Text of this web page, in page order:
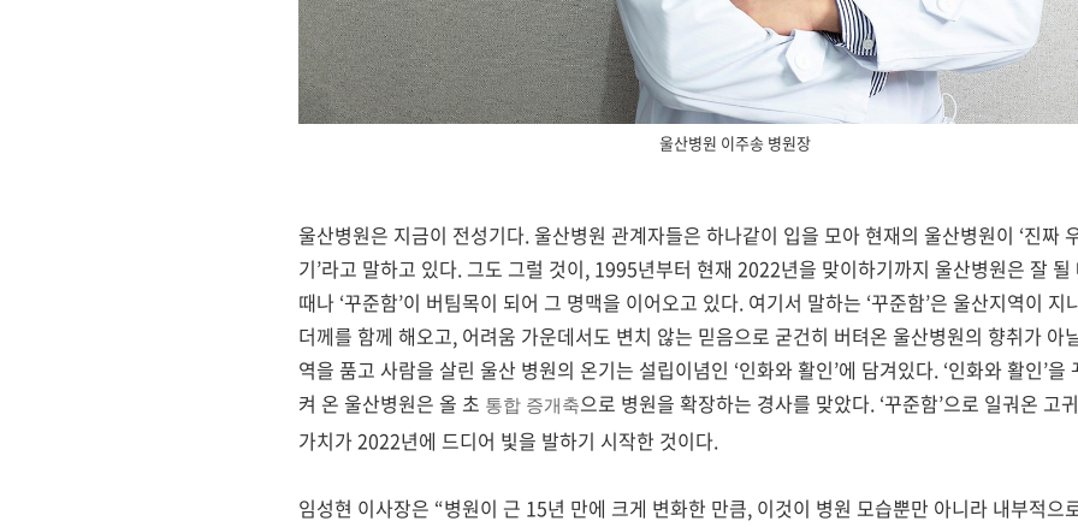
울산병원 이주송 병원장
울산병원은 지금이 전성기다.울산병원 관계자들은 하나같이 입을 모아 현재의 울산병원이 ‘진짜
기’라고 말하고 있다. 그도 그럴 것이, 1995년부터 현재 2022년을 맞이하기까지 울산병원은 잘 될
때나 ‘꾸준함’이 버팀목이 되어 그 명맥을 이어오고 있다. 여기서 말하는 ‘꾸준함’은 울산지역이 지
더께를 함께 해오고, 어려움 가운데서도 변치 않는 믿음으로 굳건히 버텨온 울산병원의 향취가 아
역을 품고 사람을 살린 울산 병원의 온기는 설립이념인 ‘인화와 활인’에 담겨있다. ‘인화와 활인’을
켜 온 울산병원은 올 초 통합 증개축으로 병원을 확장하는 경사를 맞았다. ‘꾸준함’으로 일궈온 고
가치가2022년에 드디어 빛을 발하기 시작한 것이다.
임성현 이사장은 “병원이 근 15년 만에 크게 변화한 만큼, 이것이 병원 모습뿐만 아니라 내부적으